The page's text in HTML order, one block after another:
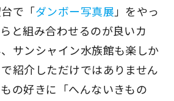
で「ダンボー写真展」をやっ
と組み合わせるのが良いカ
サンシャイン水族館も楽しか
紹介しただけではありません
の好きに「へんないきもの